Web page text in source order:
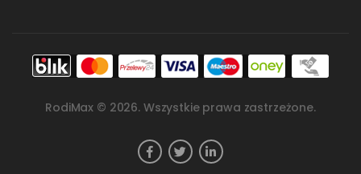
RodiMax © 2026. Wszystkie prawa zastrzeżone.